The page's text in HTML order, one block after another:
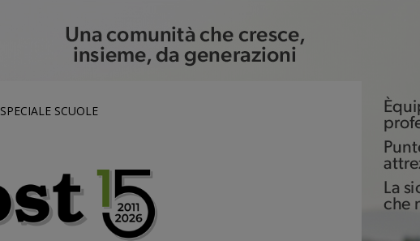
SPECIALE SCUOLE